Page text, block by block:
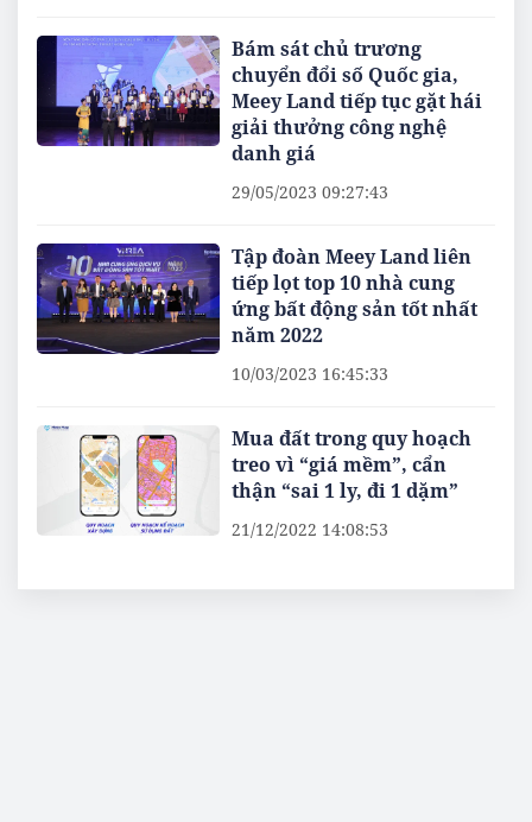
Bám sát chủ trương
chuyển đổi số Quốc gia,
Meey Land tiếp tục gặt hái
giải thưởng công nghệ
danh giá
29/05/2023 09:27:43
Tập đoàn Meey Land liên
tiếp lọt top 10 nhà cung
ứng bất động sản tốt nhất
năm 2022
10/03/2023 16:45:33
Mua đất trong quy hoạch
treo vì “giá mềm”, cẩn
thận “sai 1 ly, đi 1 dặm”
21/12/2022 14:08:53